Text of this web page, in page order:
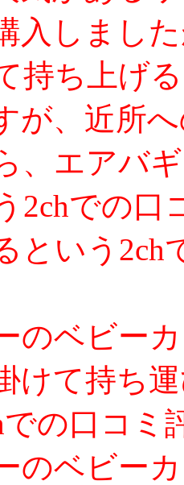
入しまし
持ち上げ
が、近所
、エアバ
2chでの口
という2ch
のベビー
けて持ち
の口コミ
のベビー